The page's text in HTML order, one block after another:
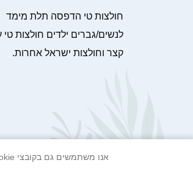
חולצות טי הדפסה תלת מימד
לנשים/גברים ילדים חולצות טי
קצר וחולצות ישראל אחרות.